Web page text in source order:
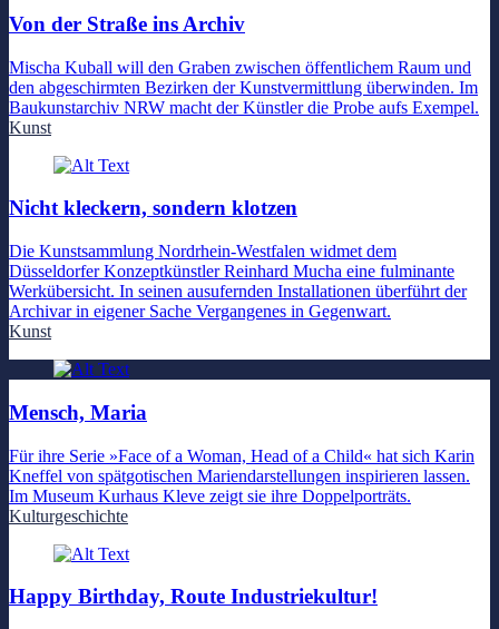
Von der Straße ins Archiv
Mischa Kuball will den Graben zwischen öffentlichem Raum und
den abgeschirmten Bezirken der Kunstvermittlung überwinden. Im
Baukunstarchiv NRW macht der Künstler die Probe aufs Exempel.
Kunst
Nicht kleckern, sondern klotzen
Die Kunstsammlung Nordrhein-Westfalen widmet dem
Düsseldorfer Konzeptkünstler Reinhard Mucha eine fulminante
Werkübersicht. In seinen ausufernden Installationen überführt der
Archivar in eigener Sache Vergangenes in Gegenwart.
Kunst
Mensch, Maria
Für ihre Serie »Face of a Woman, Head of a Child« hat sich Karin
Kneffel von spätgotischen Mariendarstellungen inspirieren lassen.
Im Museum Kurhaus Kleve zeigt sie ihre Doppelporträts.
Kulturgeschichte
Happy Birthday, Route Industriekultur!